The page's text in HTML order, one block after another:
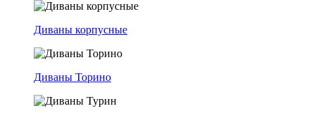
Диваны корпусные
Диваны Торино